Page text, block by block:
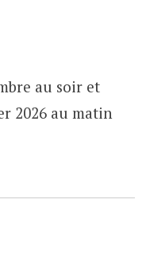
au soir et
2026 au matin